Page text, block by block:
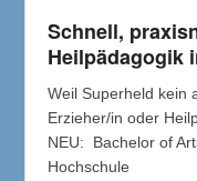
Schnell,
Heilpädagogik
Weil Superheld kein
Erzieher/in oder
NEU: Bachelor of
Hochschule